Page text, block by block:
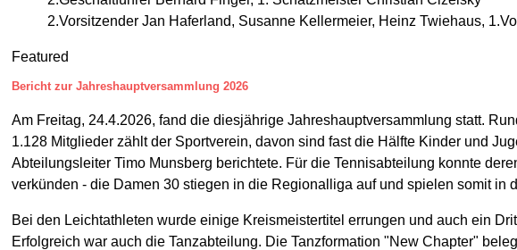
2.Vorsitzender Jan Haferland, Susanne Kellermeier, Heinz Twiehaus,
Featured
Bericht zur Jahreshauptversammlung 2026
Am Freitag, 24.4.2026, fand die diesjährige Jahreshauptversammlung statt.
1.128 Mitglieder zählt der Sportverein, davon sind fast die Hälfte Kinder und
Abteilungsleiter Timo Munsberg berichtete. Für die Tennisabteilung konnte
verkünden - die Damen 30 stiegen in die Regionalliga auf und spielen somit in
Bei den Leichtathleten wurde einige Kreismeistertitel errungen und auch ein
Erfolgreich war auch die Tanzabteilung. Die Tanzformation "New Chapter"